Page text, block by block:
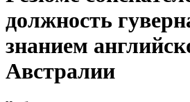
должность
знанием
Австралии